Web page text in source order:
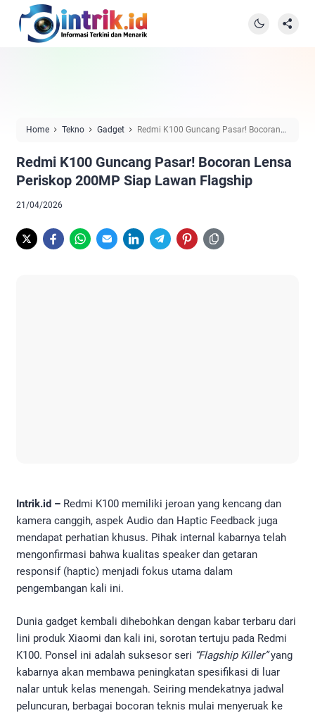
Home Tekno Gadget
Redmi K100 Guncang Pasar! Bocoran
Redmi K100 Guncang Pasar! Bocoran Lensa
Periskop 200MP Siap Lawan Flagship
21/04/2026
Intrik.id – Redmi K100 memiliki jeroan yang kencang dan
kamera canggih, aspek Audio dan Haptic Feedback juga
mendapat perhatian khusus. Pihak internal kabarnya telah
mengonfirmasi bahwa kualitas speaker dan getaran
responsif (haptic) menjadi fokus utama dalam
pengembangan kali ini.
Dunia gadget kembali dihebohkan dengan kabar terbaru dari
lini produk Xiaomi dan kali ini, sorotan tertuju pada Redmi
K100. Ponsel ini adalah suksesor seri “Flagship Killer”yang
kabarnya akan membawa peningkatan spesifikasi di luar
nalar untuk kelas menengah. Seiring mendekatnya jadwal
peluncuran, berbagai bocoran teknis mulai menyeruak ke